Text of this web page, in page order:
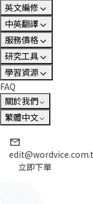
英文編修
中英翻譯
服務價格
研究工具
學習資源
FAQ
關於我們
繁體中文
立即下單